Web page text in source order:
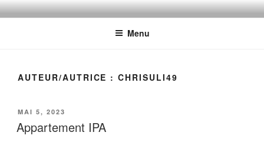
Aller
au
INTERNATIONAL POLICE
ASSOCIATION FRANCE
Délégation de PARIS
Menu
AUTEUR/AUTRICE :CHRISULI49
PUBLIÉ
LE
MAI 5, 2023
Appartement IPA